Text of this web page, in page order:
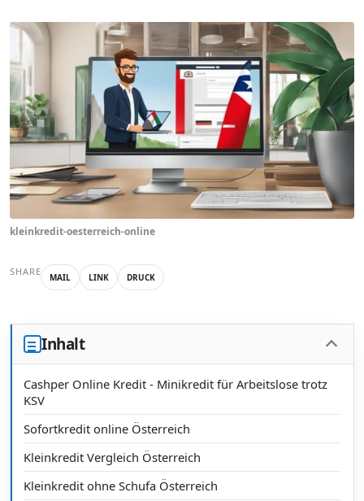
kleinkredit-oesterreich-online
SHARE MAIL LINK DRUCK
Inhalt
Cashper Online Kredit - Minikredit für Arbeitslose trotz
KSV
Sofortkredit online Österreich
Kleinkredit Vergleich Österreich
Kleinkredit ohne Schufa Österreich